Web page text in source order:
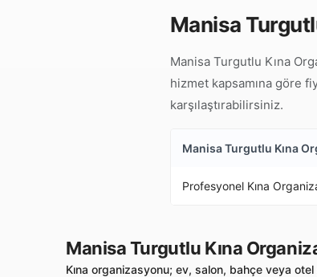
Manisa
Manisa Turgutlu Kına
hizmet kapsamına göre
karşılaştırabilirsiniz.
Manisa Turgutlu Kına
Profesyonel Kına
Manisa Turgutlu Kına
Kına organizasyonu; ev, salon, bahçe veya